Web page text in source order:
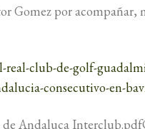
Gomez por acompañar,
club-de-golf-
consecutivo-en-
Andaluca